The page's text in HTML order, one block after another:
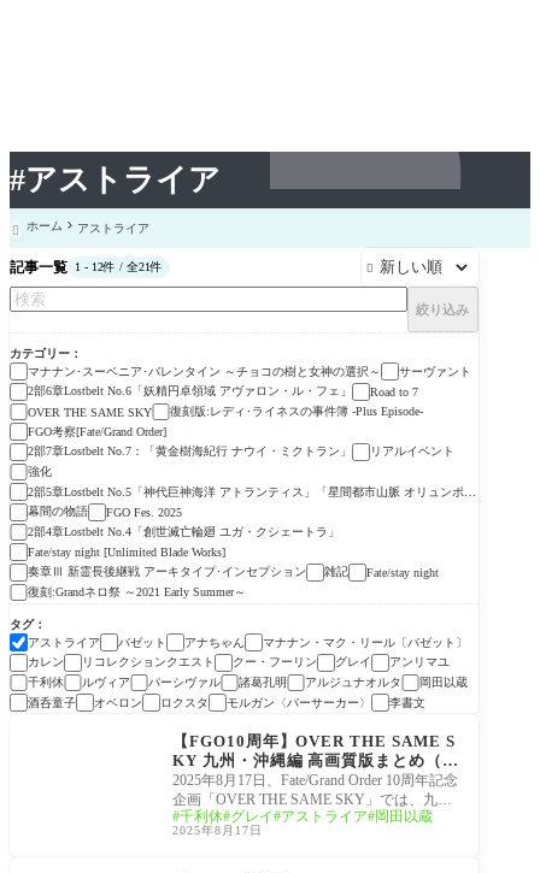
#アストライア
 ホーム アストライア
記事一覧 1 - 12件 / 全21件 
絞り込み
カテゴリー
マナナン･スーベニア･バレンタイン ～チョコの樹と女神の選択～
サーヴァント
2部6章Lostbelt No.6「妖精円卓領域 アヴァロン・ル・フェ」
Road to 7
OVER THE SAME SKY
復刻版:レディ･ライネスの事件簿 -Plus Episode-
FGO考察[Fate/Grand Order]
2部7章Lostbelt No.7：「黄金樹海紀行 ナウイ・ミクトラン」
リアルイベント
強化
2部5章Lostbelt No.5「神代巨神海洋 アトランティス」「星間都市山脈 オリュンポ
ス」
幕間の物語
FGO Fes. 2025
2部4章Lostbelt No.4「創世滅亡輪廻 ユガ・クシェートラ」
Fate/stay night [Unlimited Blade Works]
奏章Ⅲ 新霊長後継戦 アーキタイプ･インセプション
雑記
Fate/stay night
復刻:Grandネロ祭 ～2021 Early Summer～
タグ
アストライア
バゼット アナちゃん
マナナン・マク・リール〔バゼット〕
カレン
リコレクションクエスト クー・フーリン グレイ
アンリマユ
千利休
ルヴィア パーシヴァル 諸葛孔明 アルジュナオルタ
岡田以蔵
酒呑童子
オベロン ロクスタ モルガン〈バーサーカー〉 李書文
OVER THE SAME SKY
【FGO10周年】OVER THE SAME S
KY 九州・沖縄編 高画質版まとめ（2
025年8月17日掲載）
2025年8月17日、Fate/Grand Order 10周年記念
企画「OVER THE SAME SKY」では、九
州・沖縄地方を舞台としたキャラクター広
告が各地の新聞に掲載
千利休 グレイ アストライア 岡田以蔵
2025年8月17日